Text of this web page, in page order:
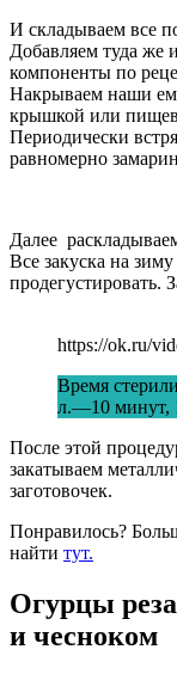
И складываем все
Добавляем туда же
компоненты по
Накрываем наши
крышкой или
Периодически
равномерно
Далее
Все закуска на
продегустировать.
https://ok.ru/
Время
л.—10 минут,
После этой
закатываем
заготовочек.
Понравилось?
найти тут.
Огурцы
и чесноком